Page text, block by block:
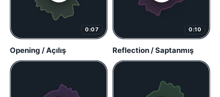
0:07
Opening / Açılış
0:10
Reflection / Saptanmış